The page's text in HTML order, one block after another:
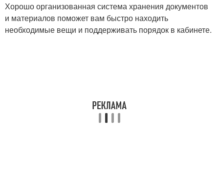
Хорошо организованная система хранения документов
и материалов поможет вам быстро находить
необходимые вещи и поддерживать порядок в кабинете.